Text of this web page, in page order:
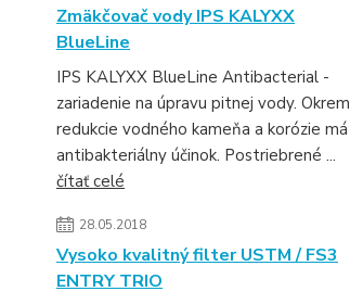
Zmäkčovač vody IPS KALYXX
BlueLine
IPS KALYXX BlueLine Antibacterial -
zariadenie na úpravu pitnej vody. Okrem
redukcie vodného kameňa a korózie má
antibakteriálny účinok. Postriebrené ...
čítať celé
28.05.2018
Vysoko kvalitný filter USTM / FS3
ENTRY TRIO